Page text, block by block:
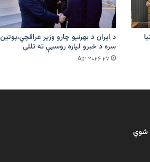
د ایران د بهرنیو چارو وزیر عراقچي،پوتین
سره د خبرو لپاره روسیې ته تللی
۲۷ Apr ۲۰۲۶
شوي